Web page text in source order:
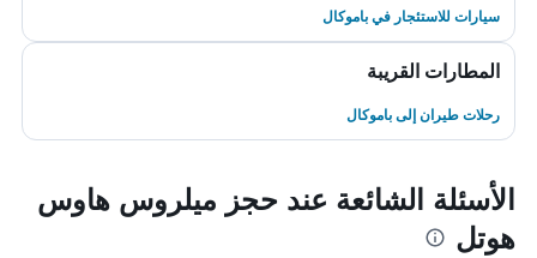
سيارات للاستئجار في باموكال
المطارات القريبة
رحلات طيران إلى باموكال
الأسئلة الشائعة عند حجز ميلروس هاوس
هوتل